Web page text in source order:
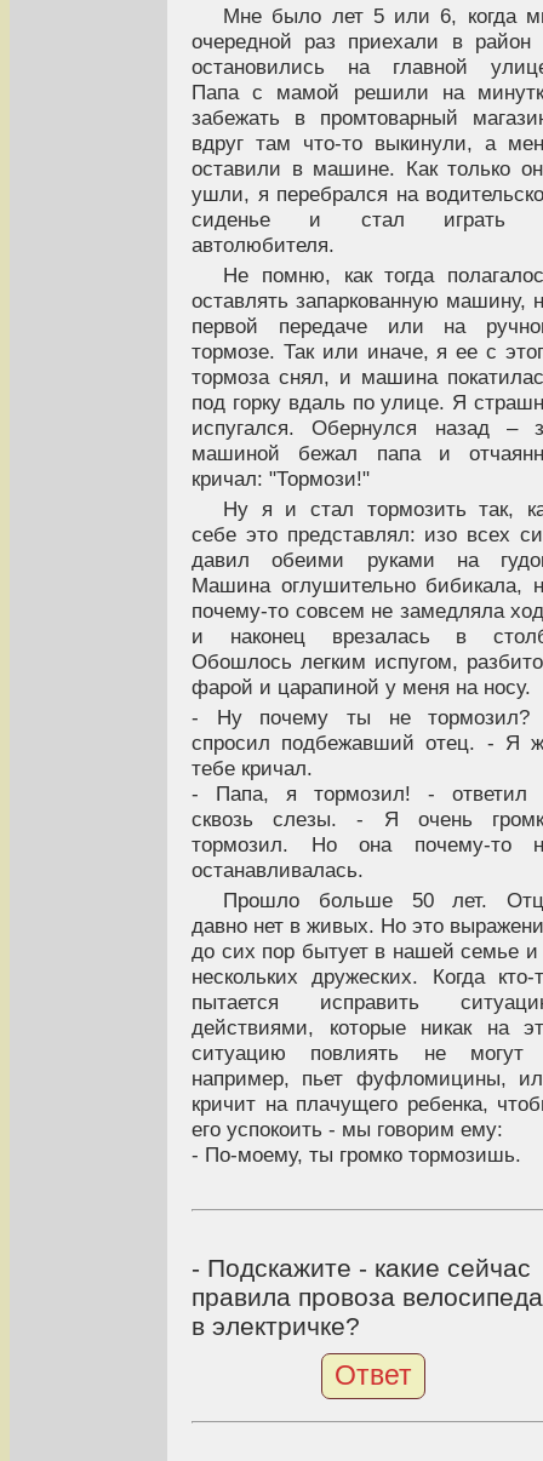
Мне было лет 5 или 6, когда
очередной раз приехали в район
остановились на главной
Папа с мамой решили на
забежать в промтоварный
вдруг там что-то выкинули, а
оставили в машине. Как только
ушли, я перебрался на
сиденье и стал играть
автолюбителя.
Не помню, как тогда
оставлять запаркованную машину,
первой передаче или на
тормозе. Так или иначе, я ее с
тормоза снял, и машина
под горку вдаль по улице. Я
испугался. Обернулся назад –
машиной бежал папа и
кричал: "Тормози!"
Ну я и стал тормозить так,
себе это представлял: изо всех
давил обеими руками на
Машина оглушительно бибикала,
почему-то совсем не замедляла
и наконец врезалась в
Обошлось легким испугом,
фарой и царапиной у меня на носу.
- Ну почему ты не
спросил подбежавший отец. - Я
тебе кричал.
- Папа, я тормозил! - ответил
сквозь слезы. - Я очень
тормозил. Но она почему-то
останавливалась.
Прошло больше 50 лет.
давно нет в живых. Но это
до сих пор бытует в нашей семье и
нескольких дружеских. Когда кто-
пытается исправить
действиями, которые никак на
ситуацию повлиять не
например, пьет фуфломицины,
кричит на плачущего ребенка,
его успокоить - мы говорим ему:
- По-моему, ты громко тормозишь.
- Подскажите - какие сейчас
правила провоза велосипеда
в электричке?
Ответ